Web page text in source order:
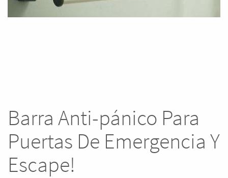
Barra Anti-pánico Para
Puertas De Emergencia Y
Escape!